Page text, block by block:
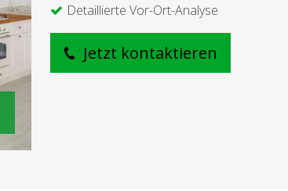
Detaillierte Vor-Ort-Analyse
Jetzt kontaktieren